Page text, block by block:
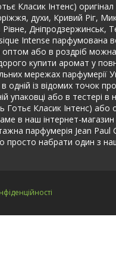
Класик Інтенс)
духи, Кривий Ріг,
Дніпродзержинськ,
Intense
або в роздріб можна
купити аромат у
мережах парфумерії
із відомих точок
упаковці або в тестері в
Класик Інтенс) або
інтернет-магазин
парфумерія Jean Paul
набрати один з